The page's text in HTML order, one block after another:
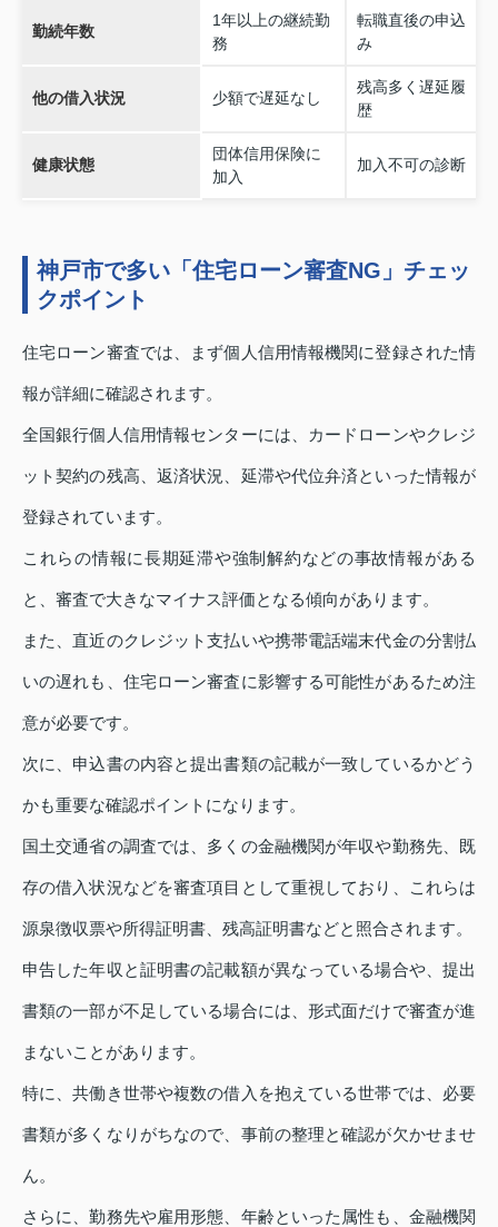
勤続年数
1年以上の継続勤
務
転職直後の申込
み
他の借入状況 少額で遅延なし
残高多く遅延履
歴
健康状態
団体信用保険に
加入
加入不可の診断
神戸市で多い「住宅ローン審査NG」チェッ
クポイント
住宅ローン審査では、まず個人信用情報機関に登録された情
報が詳細に確認されます。
全国銀行個人信用情報センターには、カードローンやクレジ
ット契約の残高、返済状況、延滞や代位弁済といった情報が
登録されています。
これらの情報に長期延滞や強制解約などの事故情報がある
と、審査で大きなマイナス評価となる傾向があります。
また、直近のクレジット支払いや携帯電話端末代金の分割払
いの遅れも、住宅ローン審査に影響する可能性があるため注
意が必要です。
次に、申込書の内容と提出書類の記載が一致しているかどう
かも重要な確認ポイントになります。
国土交通省の調査では、多くの金融機関が年収や勤務先、既
存の借入状況などを審査項目として重視しており、これらは
源泉徴収票や所得証明書、残高証明書などと照合されます。
申告した年収と証明書の記載額が異なっている場合や、提出
書類の一部が不足している場合には、形式面だけで審査が進
まないことがあります。
特に、共働き世帯や複数の借入を抱えている世帯では、必要
書類が多くなりがちなので、事前の整理と確認が欠かせませ
ん。
さらに、勤務先や雇用形態、年齢といった属性も、金融機関